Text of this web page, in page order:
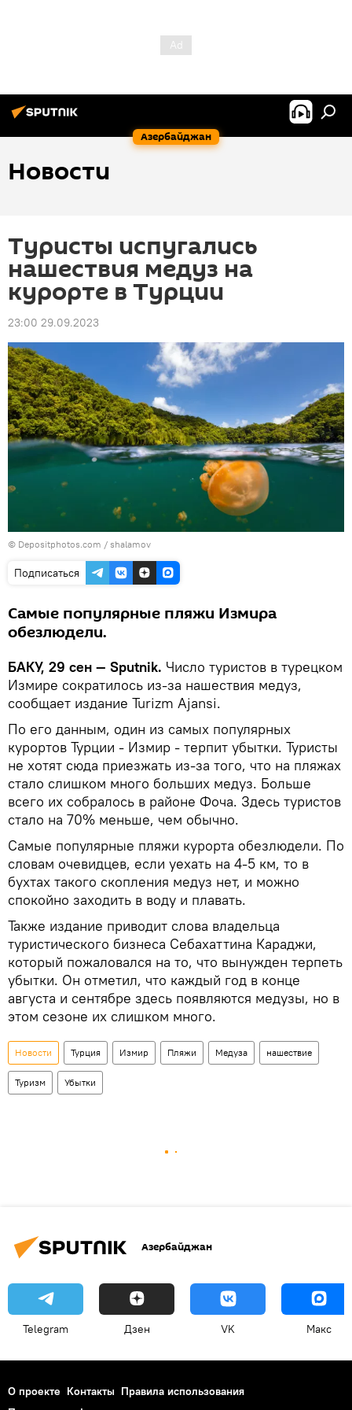
Азербайджан
Новости
Туристы испугались
нашествия медуз на
курорте в Турции
23:00 29.09.2023
© Depositphotos.com / shalamov
Подписаться
Самые популярные пляжи Измира
обезлюдели.
БАКУ, 29 сен — Sputnik. Число туристов в турецком
Измире сократилось из-за нашествия медуз,
сообщает издание Turizm Ajansi.
По его данным, один из самых популярных
курортов Турции - Измир - терпит убытки. Туристы
не хотят сюда приезжать из-за того, что на пляжах
стало слишком много больших медуз. Больше
всего их собралось в районе Фоча. Здесь туристов
стало на 70% меньше, чем обычно.
Самые популярные пляжи курорта обезлюдели. По
словам очевидцев, если уехать на 4-5 км, то в
бухтах такого скопления медуз нет, и можно
спокойно заходить в воду и плавать.
Также издание приводит слова владельца
туристического бизнеса Себахаттина Караджи,
который пожаловался на то, что вынужден терпеть
убытки. Он отметил, что каждый год в конце
августа и сентябре здесь появляются медузы, но в
этом сезоне их слишком много.
Новости Турция Измир Пляжи Медуза нашествие
Туризм Убытки
Азербайджан
Telegram Дзен VK Макс
О проекте Контакты Правила использования